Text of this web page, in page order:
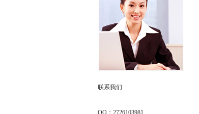
联系我们
QQ：2726103981